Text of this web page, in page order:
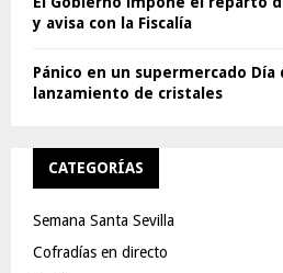
y avisa con la Fiscalía
Pánico en un supermercado Día
lanzamiento de cristales
CATEGORÍAS
Semana Santa Sevilla
Cofradías en directo